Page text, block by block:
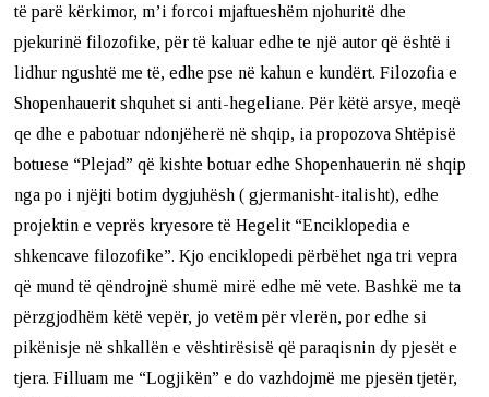
të parë kërkimor, m’i forcoi mjaftueshëm njohuritë dhe
pjekurinë filozofike, për të kaluar edhe te një autor që është i
lidhur ngushtë me të, edhe pse në kahun e kundërt. Filozofia e
Shopenhauerit shquhet si anti-hegeliane. Për këtë arsye, meqë
qe dhe e pabotuar ndonjëherë në shqip, ia propozova Shtëpisë
botuese “Plejad” që kishte botuar edhe Shopenhauerin në shqip
nga po i njëjti botim dygjuhësh ( gjermanisht-italisht), edhe
projektin e veprës kryesore të Hegelit “Enciklopedia e
shkencave filozofike”. Kjo enciklopedi përbëhet nga tri vepra
që mund të qëndrojnë shumë mirë edhe më vete. Bashkë me ta
përzgjodhëm këtë vepër, jo vetëm për vlerën, por edhe si
pikënisje në shkallën e vështirësisë që paraqisnin dy pjesët e
tjera. Filluam me “Logjikën” e do vazhdojmë me pjesën tjetër,